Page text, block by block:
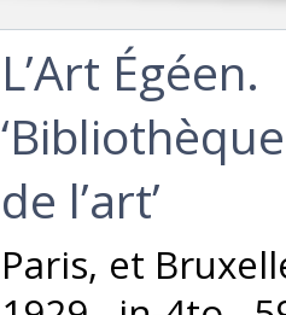
‎L’Art Égéen.
de l’art’‎
‎Paris, et